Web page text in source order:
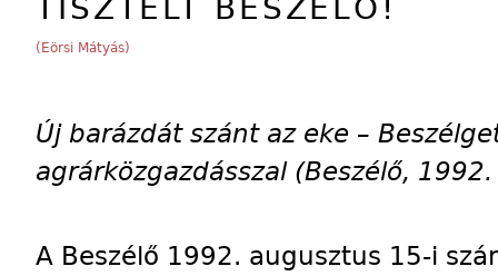
TISZTELT BESZÉLŐ!
(Eörsi Mátyás)
Új barázdát szánt az eke –
agrárközgazdásszal (Beszélő,
A Beszélő 1992. augusztus 15-i